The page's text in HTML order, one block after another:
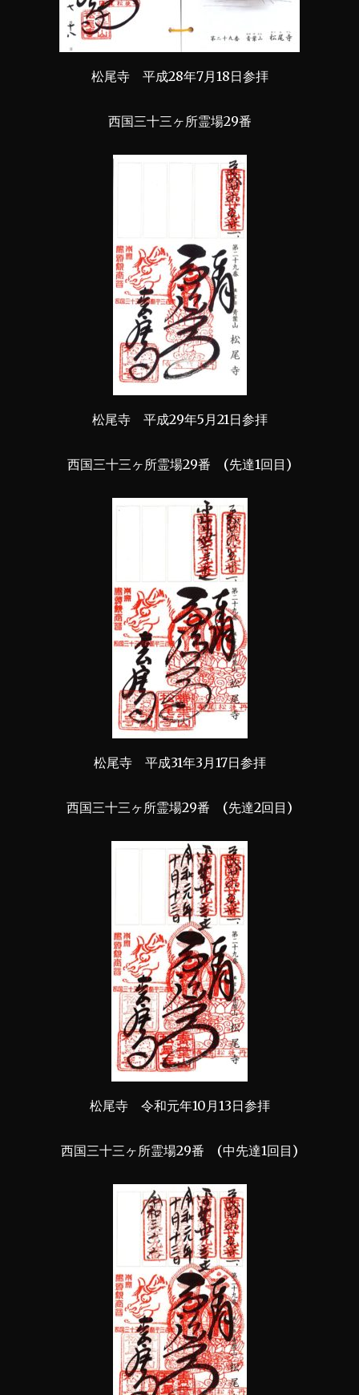
松尾寺 平成28年7月18日参拝
西国三十三ヶ所霊場29番
松尾寺 平成29年5月21日参拝
西国三十三ヶ所霊場29番 (先達1回目)
松尾寺 平成31年3月17日参拝
西国三十三ヶ所霊場29番 (先達2回目)
松尾寺 令和元年10月13日参拝
西国三十三ヶ所霊場29番 (中先達1回目)